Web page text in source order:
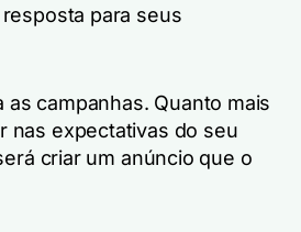
para seus
as campanhas. Quanto mais
nas expectativas do seu
criar um anúncio que o